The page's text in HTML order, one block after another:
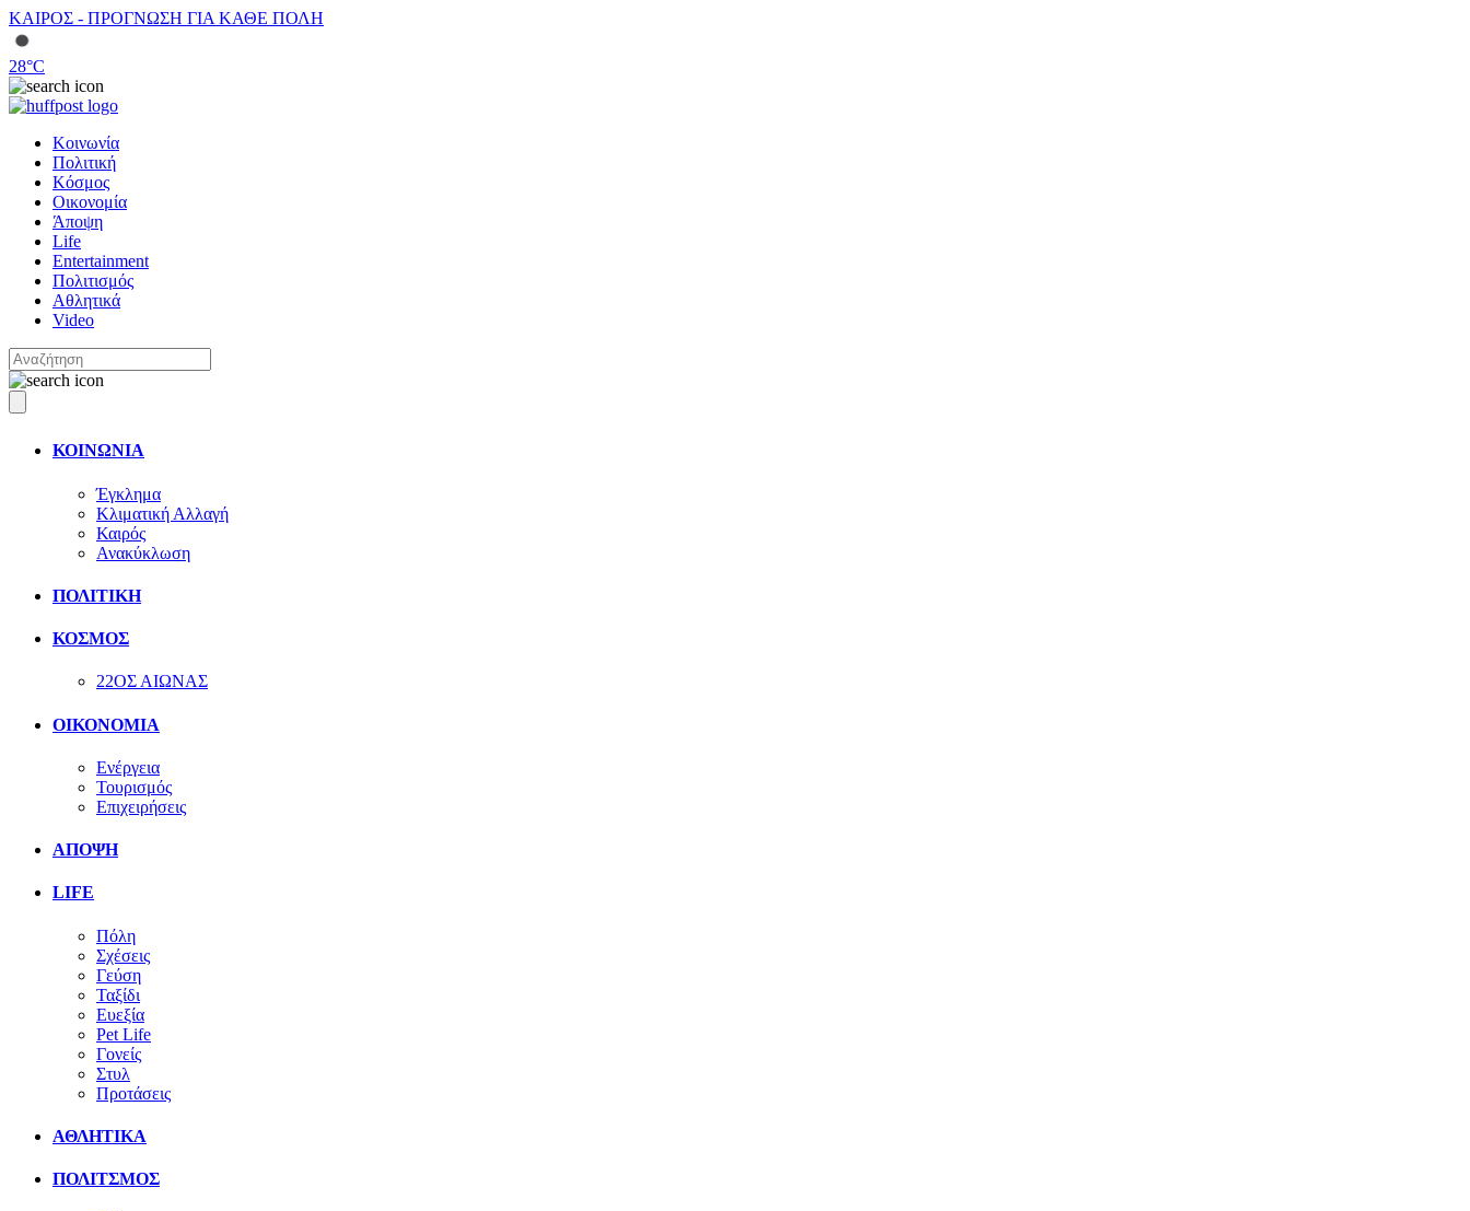
ΚΑΙΡΟΣ - ΠΡΟΓΝΩΣΗ ΓΙΑ ΚΑΘΕ ΠΟΛΗ
28°C
Κοινωνία
Πολιτική
Κόσμος
Οικονομία
Άποψη
Life
Entertainment
Πολιτισμός
Αθλητικά
Video
ΚΟΙΝΩΝΙΑ
Έγκλημα
Κλιματική Αλλαγή
Καιρός
Ανακύκλωση
ΠΟΛΙΤΙΚΗ
ΚΟΣΜΟΣ
22ΟΣ ΑΙΩΝΑΣ
ΟΙΚΟΝΟΜΙΑ
Ενέργεια
Τουρισμός
Επιχειρήσεις
ΑΠΟΨΗ
LIFE
Πόλη
Σχέσεις
Γεύση
Ταξίδι
Ευεξία
Pet Life
Γονείς
Στυλ
Προτάσεις
ΑΘΛΗΤΙΚΑ
ΠΟΛΙΤΣΜΟΣ